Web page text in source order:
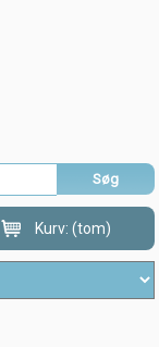
Kurv: (tom)